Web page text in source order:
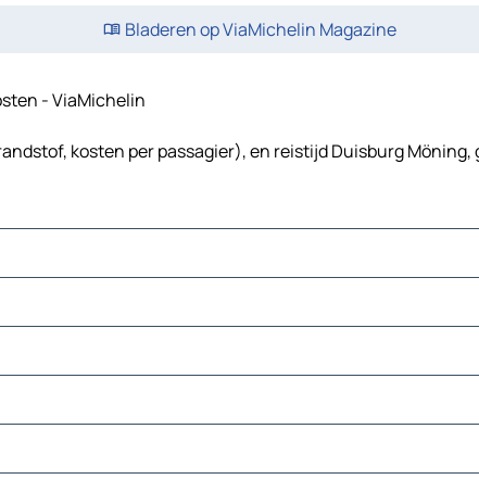
Bladeren op ViaMichelin Magazine
- ViaMichelin
kosten per passagier), en reistijd Duisburg